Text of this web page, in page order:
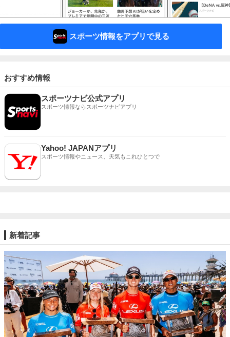
スポーツ情報をアプリで見る
おすすめ情報
スポーツナビ公式アプリ
スポーツ情報ならスポーツナビアプリ
Yahoo! JAPANアプリ
スポーツ情報やニュース、天気もこれひとつで
新着記事